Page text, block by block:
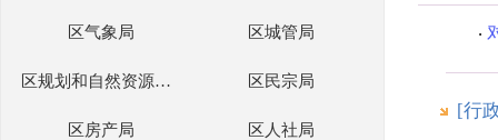
区气象局 区城管局
区规划和自然资源分局 区民宗局
区房产局 区人社局
[行